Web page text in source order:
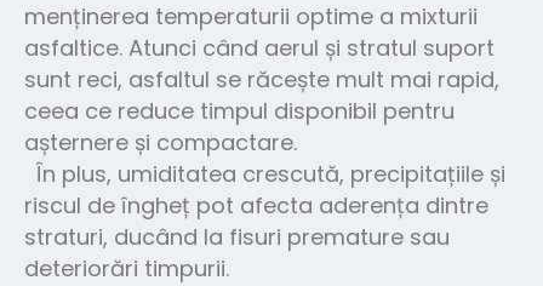
menținerea temperaturii optime a mixturii
asfaltice. Atunci când aerul și stratul suport
sunt reci, asfaltul se răcește mult mai rapid,
ceea ce reduce timpul disponibil pentru
așternere și compactare.
În plus, umiditatea crescută, precipitațiile și
riscul de îngheț pot afecta aderența dintre
straturi, ducând la fisuri premature sau
deteriorări timpurii.